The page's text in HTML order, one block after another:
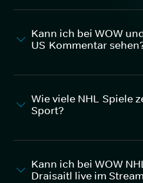
Kann ich bei WOW
US-Kommentar
Wie viele NHL-Spiele
Sport?
Kann ich bei WOW
Draisaitl live im